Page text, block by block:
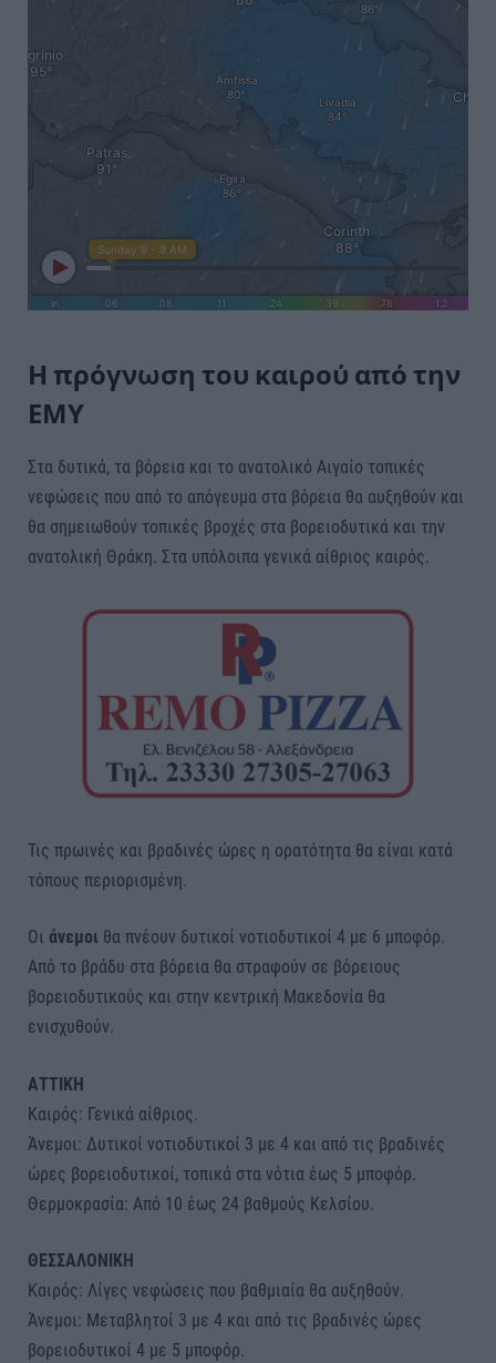
Η πρόγνωση του καιρού από την
ΕΜΥ
Στα δυτικά, τα βόρεια και το ανατολικό Αιγαίο τοπικές
νεφώσεις που από το απόγευμα στα βόρεια θα αυξηθούν και
θα σημειωθούν τοπικές βροχές στα βορειοδυτικά και την
ανατολική Θράκη. Στα υπόλοιπα γενικά αίθριος καιρός.
Τις πρωινές και βραδινές ώρες η ορατότητα θα είναι κατά
τόπους περιορισμένη.
Οι άνεμοι θα πνέουν δυτικοί νοτιοδυτικοί 4 με 6 μποφόρ.
Από το βράδυ στα βόρεια θα στραφούν σε βόρειους
βορειοδυτικούς και στην κεντρική Μακεδονία θα
ενισχυθούν.
ΑΤΤΙΚΗ
Καιρός: Γενικά αίθριος.
Άνεμοι: Δυτικοί νοτιοδυτικοί 3 με 4 και από τις βραδινές
ώρες βορειοδυτικοί, τοπικά στα νότια έως 5 μποφόρ.
Θερμοκρασία: Από 10 έως 24 βαθμούς Κελσίου.
ΘΕΣΣΑΛΟΝΙΚΗ
Καιρός: Λίγες νεφώσεις που βαθμιαία θα αυξηθούν.
Άνεμοι: Μεταβλητοί 3 με 4 και από τις βραδινές ώρες
βορειοδυτικοί 4 με 5 μποφόρ.